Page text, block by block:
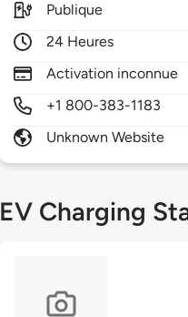
Publique
24 Heures
Activation inconnue
+1 800-383-1183
Unknown Website
EV Charging